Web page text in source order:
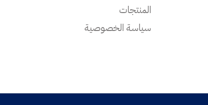
المنتجات
سياسة الخصوصية